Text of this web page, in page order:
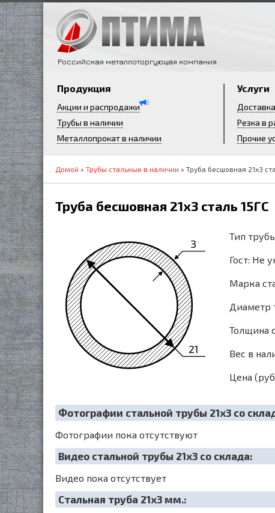
Российская металлоторгующая компания
Продукция
Акции и распродажи
Трубы в наличии
Металлопрокат в наличии
Услуги
Доставка
Резка в
Прочие
Домой » Трубы стальные в наличии » Труба бесшовная 21х3
Труба бесшовная 21х3 сталь 15ГС
21
3
Тип
Гост: Не
Марка
Диаметр
Толщина
Вес в
Цена
Фотографии стальной трубы 21х3 со
Фотографии пока отсутствуют
Видео стальной трубы 21х3 со склада:
Видео пока отсутствует
Cтальная труба 21х3 мм.: